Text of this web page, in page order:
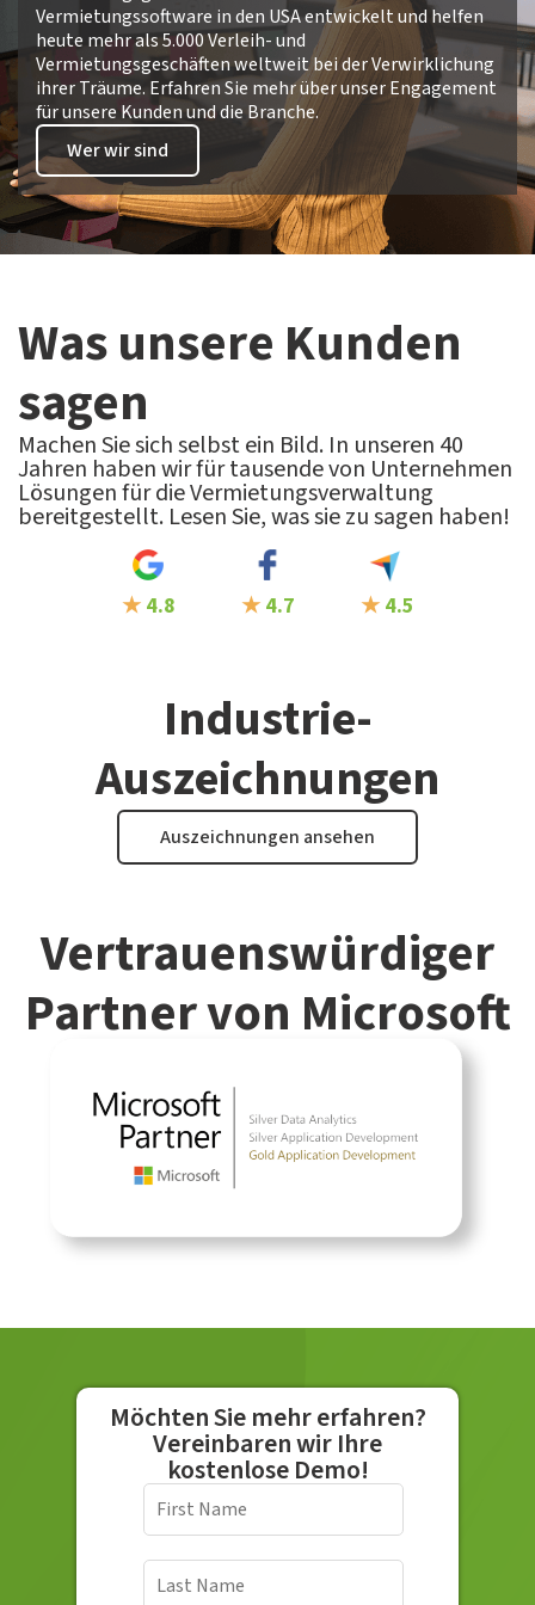
Vermietungssoftware in den USA entwickelt und helfen
heute mehr als 5.000 Verleih- und
Vermietungsgeschäften weltweit bei der Verwirklichung
ihrer Träume. Erfahren Sie mehr über unser Engagement
für unsere Kunden und die Branche.
Wer wir sind
Was unsere Kunden
sagen
Machen Sie sich selbst ein Bild. In unseren 40
Jahren haben wir für tausende von Unternehmen
Lösungen für die Vermietungsverwaltung
bereitgestellt. Lesen Sie, was sie zu sagen haben!
★4.8 ★4.7 ★4.5
Industrie-
Auszeichnungen
Auszeichnungen ansehen
Vertrauenswürdiger
Partner von Microsoft
Möchten Sie mehr erfahren?
Vereinbaren wir Ihre
kostenlose Demo!
F
r
s
L